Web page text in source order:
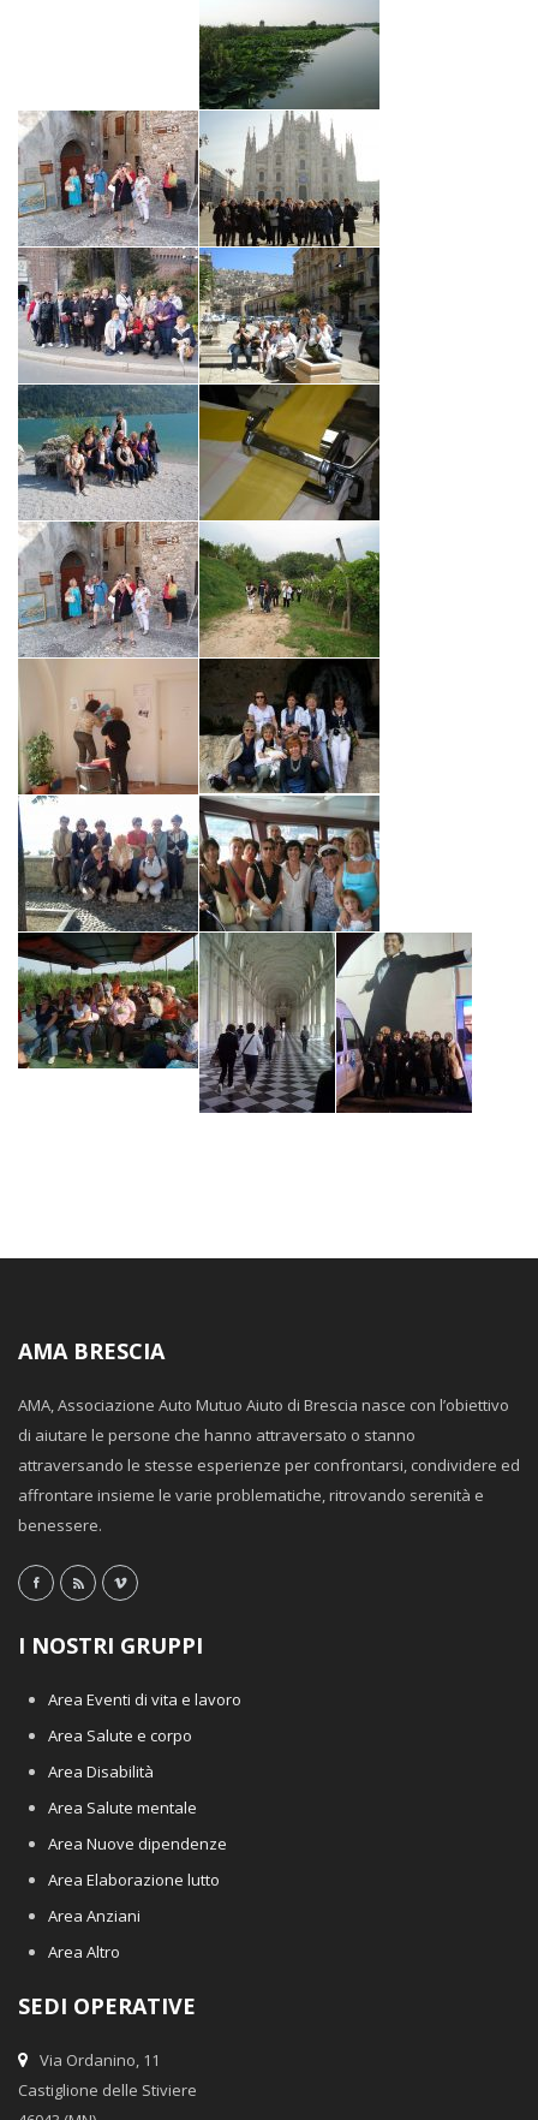
AMA BRESCIA
AMA, Associazione Auto Mutuo Aiuto di Brescia nasce con l’obiettivo
di aiutare le persone che hanno attraversato o stanno
attraversando le stesse esperienze per confrontarsi, condividere ed
affrontare insieme le varie problematiche, ritrovando serenità e
benessere.
I NOSTRI GRUPPI
Area Eventi di vita e lavoro
Area Salute e corpo
Area Disabilità
Area Salute mentale
Area Nuove dipendenze
Area Elaborazione lutto
Area Anziani
Area Altro
SEDI OPERATIVE
Via Ordanino, 11
Castiglione delle Stiviere